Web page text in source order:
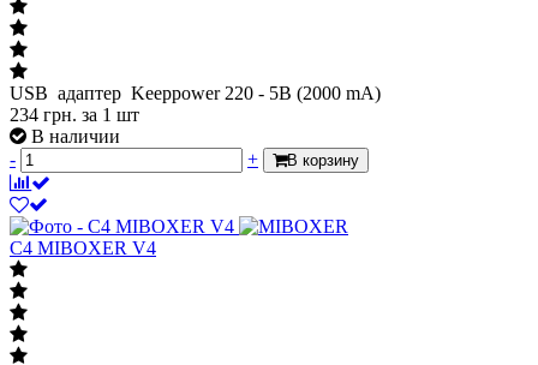
USB адаптер Keeppower 220 - 5В (2000 mA)
234 грн. за 1 шт
В наличии
-
+ В корзину
C4 MIBOXER V4